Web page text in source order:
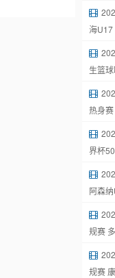
海U17
生篮
交通
热身
界杯
阿森
规赛
规赛